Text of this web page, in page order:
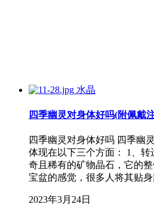
水晶
四季幽灵对身体好吗(附佩戴
四季幽灵对身体好吗 四季幽
体现在以下三个方面： 1、
奇且稀有的矿物晶石，它的
宝盆的感觉，很多人将其贴
2023年3月24日